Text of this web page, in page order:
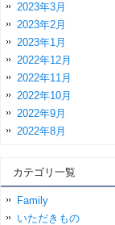
2023年3月
2023年2月
2023年1月
2022年12月
2022年11月
2022年10月
2022年9月
2022年8月
カテゴリ一覧
Family
いただきもの